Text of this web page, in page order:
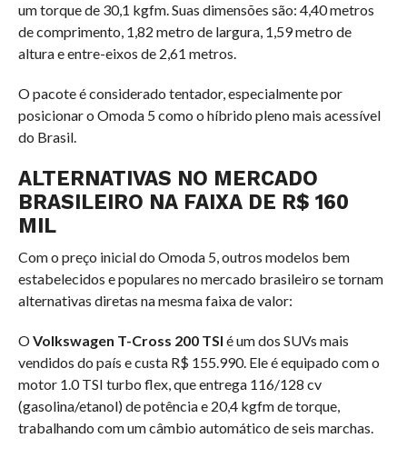
um torque de 30,1 kgfm. Suas dimensões são: 4,40 metros
de comprimento, 1,82 metro de largura, 1,59 metro de
altura e entre-eixos de 2,61 metros.
O pacote é considerado tentador, especialmente por
posicionar o Omoda 5 como o híbrido pleno mais acessível
do Brasil.
ALTERNATIVAS NO MERCADO
BRASILEIRO NA FAIXA DE R$ 160
MIL
Com o preço inicial do Omoda 5, outros modelos bem
estabelecidos e populares no mercado brasileiro se tornam
alternativas diretas na mesma faixa de valor:
OVolkswagen T-Cross 200 TSI é um dos SUVs mais
vendidos do país e custa R$ 155.990. Ele é equipado com o
motor 1.0 TSI turbo flex, que entrega 116/128 cv
(gasolina/etanol) de potência e 20,4 kgfm de torque,
trabalhando com um câmbio automático de seis marchas.